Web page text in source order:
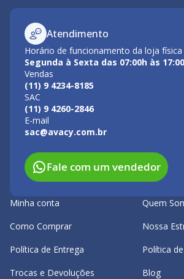
Atendimento
Horário de funcionamento da loja física
Segunda à Sexta das 07:00h às
Vendas
(11) 9 4234-8185
SAC
(11) 9 4260-2846
E-mail
sac@avacy.com.br
Fale com um vendedor
Minha conta
Como Comprar
Política de Entrega
Trocas e Devoluções
Quem
Nossa
Política
Blog